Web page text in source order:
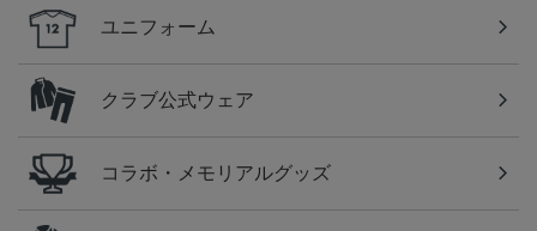
ユニフォーム
クラブ公式ウェア
コラボ・メモリアルグッズ